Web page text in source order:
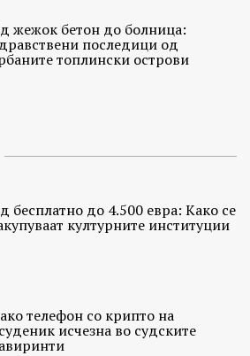
жежок бетон до болница:
последици од
топлински острови
бесплатно до 4.500 евра: Како се
културните институции
телефон со крипто на
исчезна во судските